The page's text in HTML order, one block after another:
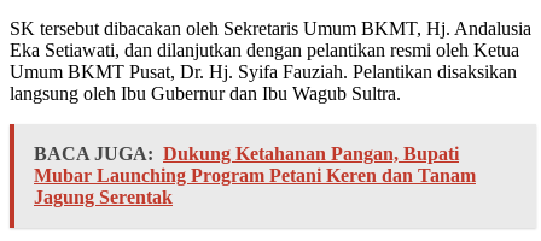
SK tersebut dibacakan oleh Sekretaris Umum BKMT, Hj. Andalusia
Eka Setiawati, dan dilanjutkan dengan pelantikan resmi oleh Ketua
Umum BKMT Pusat, Dr. Hj. Syifa Fauziah. Pelantikan disaksikan
langsung oleh Ibu Gubernur dan Ibu Wagub Sultra.
BACA JUGA: Dukung Ketahanan Pangan, Bupati
Mubar Launching Program Petani Keren dan Tanam
Jagung Serentak